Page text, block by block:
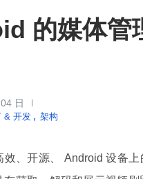
的媒体管
日
& 开发 架构
效、开源、 Android 设备